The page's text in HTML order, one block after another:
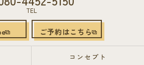
TEL
ご予約はこちら
コンセプト